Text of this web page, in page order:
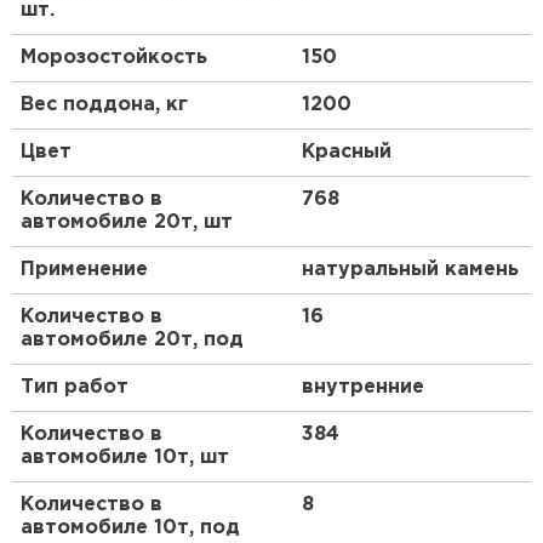
Почему выбирают этот материал для
долговечных конструкций?
Одним из ключевых плюсов является высокая
адгезия, которая гарантирует надежное
сцепление с кирпичом, предотвращая
растрескивание со временем. Это особенно
важно в регионах с переменным климатом, где
материалы подвергаются циклам замораживания
Как он влияет на эстетику проектов?
Красный цвет добавляет визуальной
привлекательности, позволяя создавать
гармоничные фасады без дополнительной
окраски. Это экономит время и ресурсы, делая
конечный результат более профессиональным и
стильным.
В чем удобство применения?
шт.
Морозостойкость 150
Вес поддона, кг 1200
Цвет Красный
Количество в
автомобиле 20т, шт
768
Применение натуральный камень
Количество в
автомобиле 20т, под
16
Тип работ внутренние
Количество в
автомобиле 10т, шт
384
Количество в
автомобиле 10т, под
8